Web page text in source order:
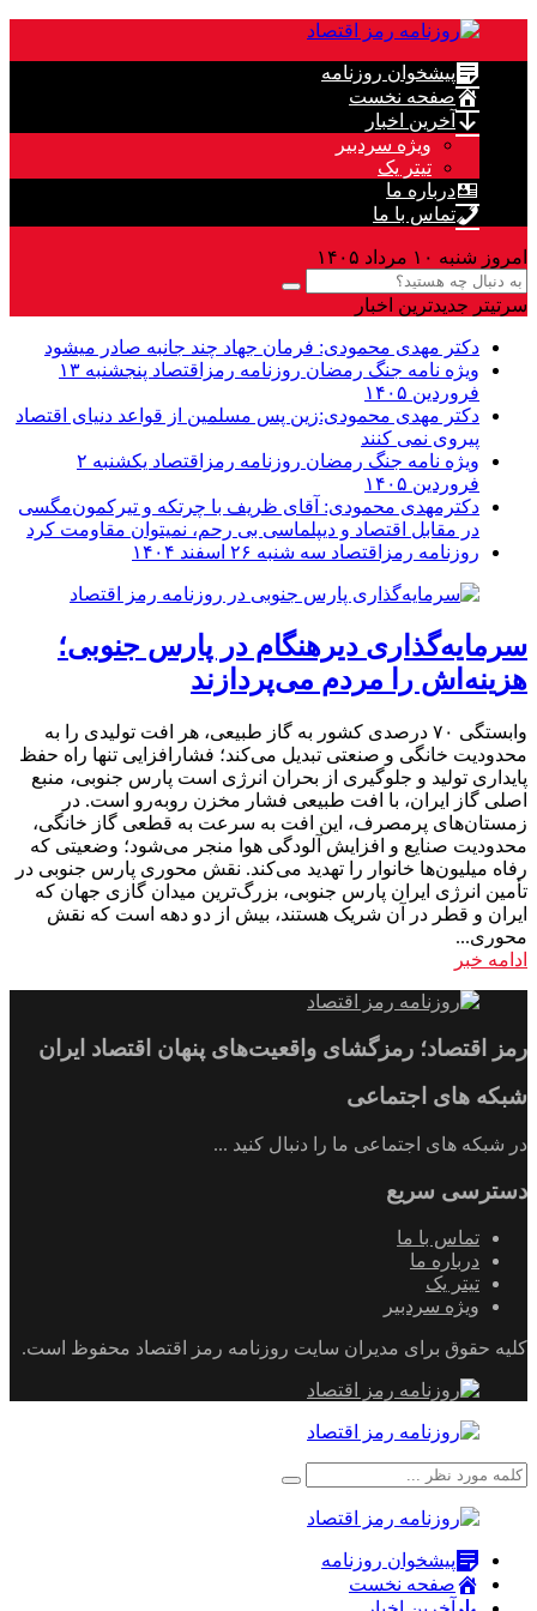
پیشخوان روزنامه
صفحه نخست
آخرین اخبار
ویژه سردبیر
تیتر یک
درباره ما
تماس با ما
امروز شنبه ۱۰ مرداد ۱۴۰۵
سرتیتر جدیدترین اخبار
دکتر مهدى محمودى: فرمان جهاد چند جانبه صادر میشود
ویژه نامه جنگ رمضان روزنامه رمزاقتصاد پنجشنبه ۱۳
فروردین ۱۴۰۵
دکتر مهدی محمودی:زین پس مسلمین از قواعد دنیاى اقتصاد
پیروى نمی کنند
ویژه نامه جنگ رمضان روزنامه رمزاقتصاد یکشنبه ۲
فروردین ۱۴۰۵
دکترمهدى محمودى: آقای ظریف با چرتکه و تیرکمون‌مگسی
در مقابل اقتصاد و دیپلماسی بی رحم، نمیتوان مقاومت کرد
روزنامه رمزاقتصاد سه شنبه ۲۶ اسفند ۱۴۰۴
سرمایه‌گذاری دیرهنگام در پارس جنوبی؛
هزینه‌اش را مردم می‌پردازند
وابستگی ۷۰ درصدی کشور به گاز طبیعی، هر افت تولیدی را به
محدودیت خانگی و صنعتی تبدیل می‌کند؛ فشارافزایی تنها راه حفظ
پایداری تولید و جلوگیری از بحران انرژی است پارس جنوبی، منبع
اصلی گاز ایران، با افت طبیعی فشار مخزن روبه‌رو است. در
زمستان‌های پرمصرف، این افت به سرعت به قطعی گاز خانگی،
محدودیت صنایع و افزایش آلودگی هوا منجر می‌شود؛ وضعیتی که
رفاه میلیون‌ها خانوار را تهدید می‌کند. نقش محوری پارس جنوبی در
تأمین انرژی ایران پارس جنوبی، بزرگ‌ترین میدان گازی جهان که
ایران و قطر در آن شریک هستند، بیش از دو دهه است که نقش
محوری...
ادامه خبر
رمز اقتصاد؛ رمزگشای واقعیت‌های پنهان اقتصاد ایران
شبکه های اجتماعی
در شبکه های اجتماعی ما را دنبال کنید ...
دسترسی سریع
تماس با ما
درباره ما
تیتر یک
ویژه سردبیر
کلیه حقوق برای مدیران سایت روزنامه رمز اقتصاد محفوظ است.
پیشخوان روزنامه
صفحه نخست